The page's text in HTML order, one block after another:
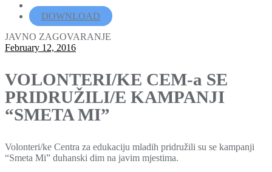
DOWNLOAD
JAVNO ZAGOVARANJE
February 12, 2016
VOLONTERI/KE CEM-a SE
PRIDRUŽILI/E KAMPANJI
“SMETA MI”
Volonteri/ke Centra za edukaciju mladih pridružili su se kampanji
“Smeta Mi” duhanski dim na javim mjestima.